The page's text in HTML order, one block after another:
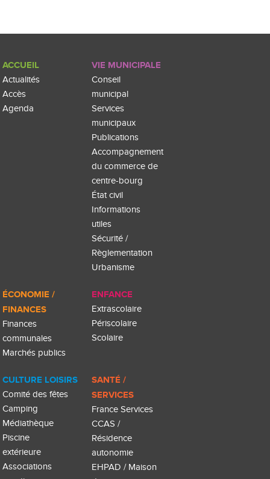
ACCUEIL
Actualités
Accès
Agenda
VIE MUNICIPALE
Conseil
municipal
Services
municipaux
Publications
Accompagnement
du commerce de
centre-bourg
État civil
Informations
utiles
Sécurité /
Règlementation
Urbanisme
ÉCONOMIE /
FINANCES
Finances
communales
Marchés publics
ENFANCE
Extrascolaire
Périscolaire
Scolaire
CULTURE LOISIRS
Comité des fêtes
Camping
Médiathèque
Piscine
extérieure
Associations
SANTÉ /
SERVICES
France Services
CCAS /
Résidence
autonomie
EHPAD / Maison